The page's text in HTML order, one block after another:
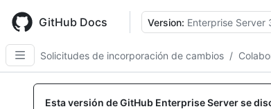
main
content
GitHub Docs Version: Enterprise Server
Solicitudes de incorporación de cambios /
Esta versión de GitHub Enterprise Server se